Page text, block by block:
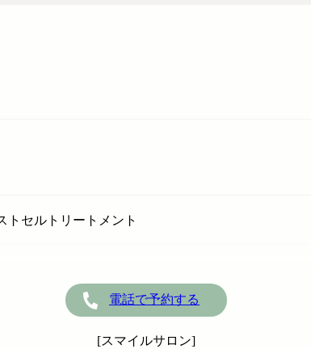
トセルトリートメント
電話で予約する
[スマイルサロン]